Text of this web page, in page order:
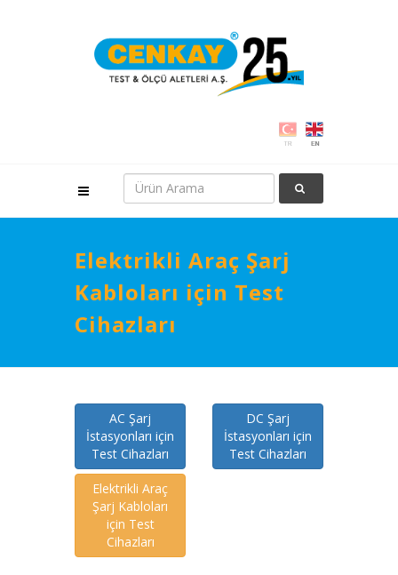
Elektrikli Araç Şarj
Kabloları için Test
Cihazları
AC Şarj
İstasyonları için
Test Cihazları
DC Şarj
İstasyonları için
Test Cihazları
Elektrikli Araç
Şarj Kabloları
için Test
Cihazları